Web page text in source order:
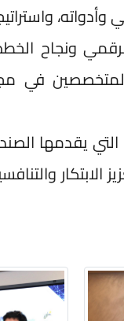
الرقمي ونجاح
في
التي يقدمها